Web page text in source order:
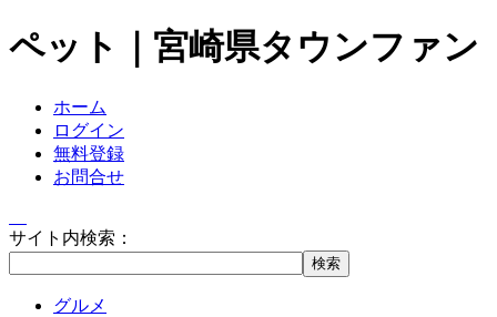
ペット｜宮崎県タウンファン
ホーム
ログイン
無料登録
お問合せ
サイト内検索：
グルメ